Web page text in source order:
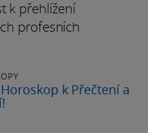
k přehlížení
profesních
k Přečtení a